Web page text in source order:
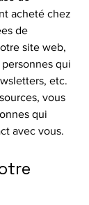
acheté chez
de
site web,
qui
etc.
vous
qui
avec vous.